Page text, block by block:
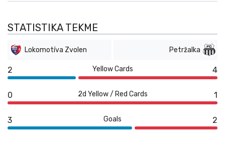
STATISTIKA TEKME
Lokomotíva Zvolen Petržalka
2 Yellow Cards 4
0 2d Yellow / Red Cards 1
3 Goals 2